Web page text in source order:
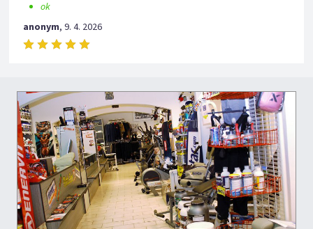
ok
anonym,9. 4. 2026